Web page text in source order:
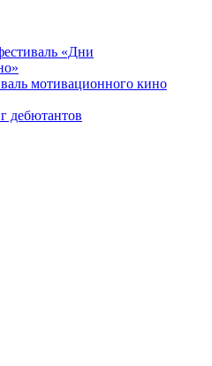
«Дни
мотивационного кино
дебютантов